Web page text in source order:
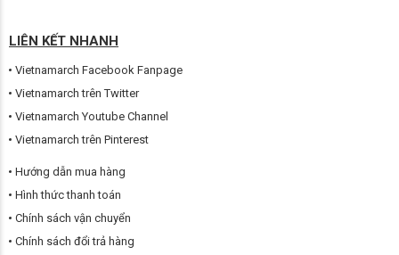
LIÊN KẾT NHANH
Vietnamarch Facebook Fanpage
Vietnamarch trên Twitter
Vietnamarch Youtube Channel
Vietnamarch trên Pinterest
Hướng dẫn mua hàng
Hình thức thanh toán
Chính sách vận chuyển
Chính sách đổi trả hàng